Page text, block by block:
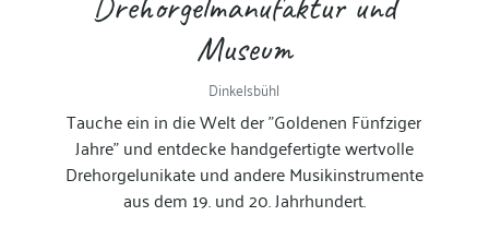
Museum
Dinkelsbühl
Tauche ein in die Welt der "Goldenen Fünfziger
Jahre" und entdecke handgefertigte wertvolle
Drehorgelunikate und andere Musikinstrumente
aus dem 19. und 20. Jahrhundert.